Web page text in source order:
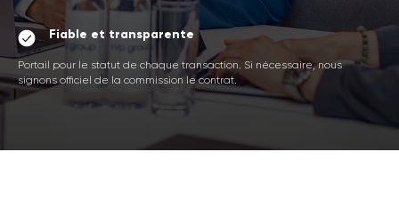
Fiable et transparente
Portail pour le statut de chaque transaction. Si nécessaire, nous
signons officiel de la commission le contrat.